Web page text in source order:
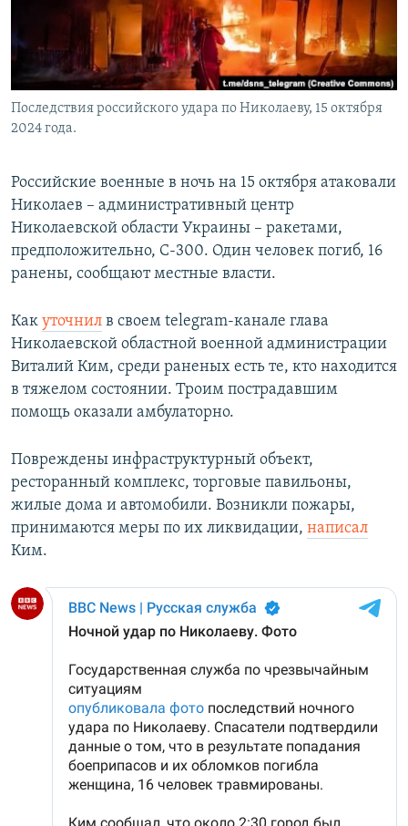
Последствия российского удара по Николаеву, 15 октября
2024 года.
Российские военные в ночь на 15 октября атаковали
Николаев – административный центр
Николаевской области Украины – ракетами,
предположительно, С-300. Один человек погиб, 16
ранены, сообщают местные власти.
Как уточнил в своем telegram-канале глава
Николаевской областной военной администрации
Виталий Ким, среди раненых есть те, кто находится
в тяжелом состоянии. Троим пострадавшим
помощь оказали амбулаторно.
Повреждены инфраструктурный объект,
ресторанный комплекс, торговые павильоны,
жилые дома и автомобили. Возникли пожары,
принимаются меры по их ликвидации, написал
Ким.